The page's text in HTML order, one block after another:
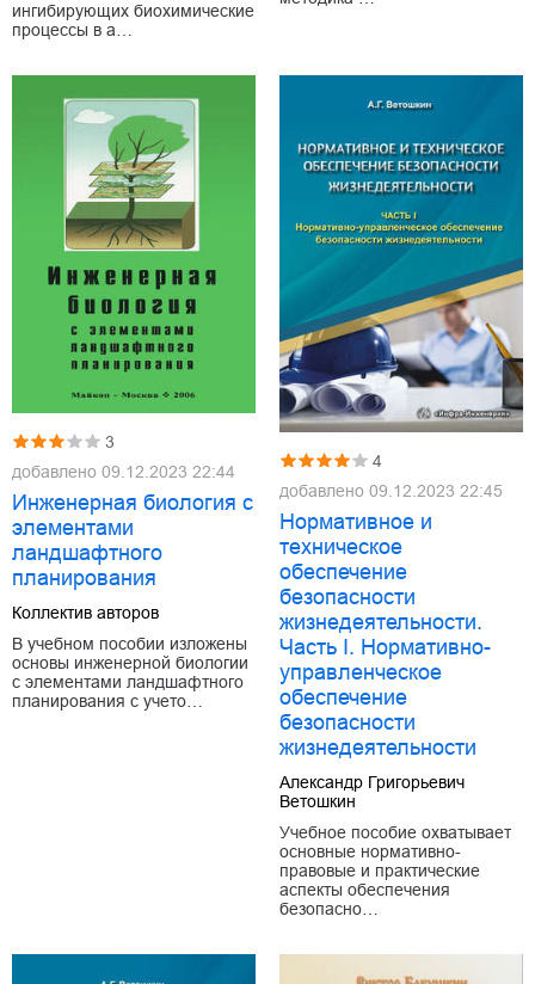
ингибирующих биохимические
процессы в а…
3
добавлено 09.12.2023 22:44
Инженерная биология с
элементами
ландшафтного
планирования
Коллектив авторов
В учебном пособии изложены
основы инженерной биологии
с элементами ландшафтного
планирования с учето…
4
добавлено 09.12.2023 22:45
Нормативное и
техническое
обеспечение
безопасности
жизнедеятельности.
Часть I. Нормативно-
управленческое
обеспечение
безопасности
жизнедеятельности
Александр Григорьевич
Ветошкин
Учебное пособие охватывает
основные нормативно-
правовые и практические
аспекты обеспечения
безопасно…